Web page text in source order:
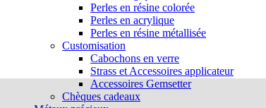
Perles en résine colorée
Perles en acrylique
Perles en résine métallisée
Customisation
Cabochons en verre
Strass et Accessoires applicateur
Accessoires Gemsetter
Chèques cadeaux